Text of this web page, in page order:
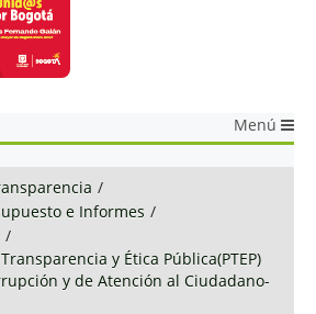
Menú
/
e Informes /
/
y Ética Pública(PTEP)
y de Atención al Ciudadano-